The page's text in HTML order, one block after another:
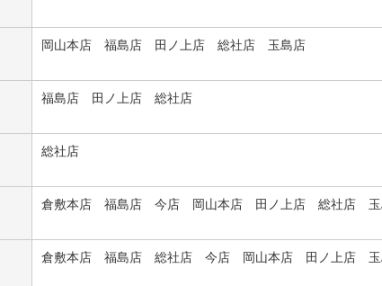
岡山本店 福島店 田ノ上店 総社店 玉島店
福島店 田ノ上店 総社店
総社店
倉敷本店 福島店 今店 岡山本店 田ノ上店 総社店 玉
倉敷本店 福島店 総社店 今店 岡山本店 田ノ上店 玉